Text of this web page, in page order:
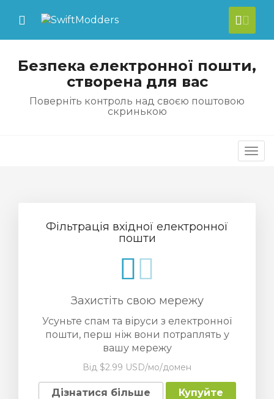
Mobile Menu
Mobile Menu
Безпека електронної пошти,
створена для вас
Поверніть контроль над своєю поштовою
скринькою
Фільтрація вхідної електронної
пошти
Захистіть свою мережу
Усуньте спам та віруси з електронної
пошти, перш ніж вони потраплять у
вашу мережу
Від $2.99 USD/мо/домен
Дізнатися більше Купуйте